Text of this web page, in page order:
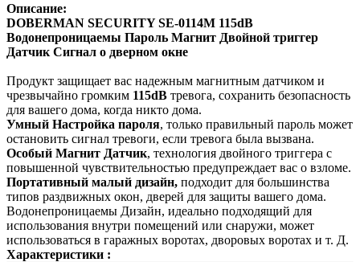
Описание:
DOBERMAN SECURITY SE-0114M 115dB
Водонепроницаемы Пароль Магнит Двойной триггер
Датчик Сигнал о дверном окне
Продукт защищает вас надежным магнитным датчиком и
чрезвычайно громким 115dB тревога, сохранить безопасность
для вашего дома, когда никто дома.
Умный Настройка пароля, только правильный пароль может
остановить сигнал тревоги, если тревога была вызвана.
Особый Магнит Датчик, технология двойного триггера с
повышенной чувствительностью предупреждает вас о взломе.
Портативный малый дизайн, подходит для большинства
типов раздвижных окон, дверей для защиты вашего дома.
Водонепроницаемы Дизайн, идеально подходящий для
использования внутри помещений или снаружи, может
использоваться в гаражных воротах, дворовых воротах и ​​т. Д.
Характеристики :